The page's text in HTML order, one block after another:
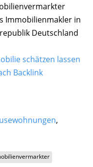
Immobilienmakler in
Deutschland
schätzen lassen
Backlink
,